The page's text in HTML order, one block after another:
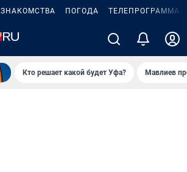
ЗНАКОМСТВА ПОГОДА ТЕЛЕПРОГРАММА
Кто решает какой будет Уфа? Мавлиев